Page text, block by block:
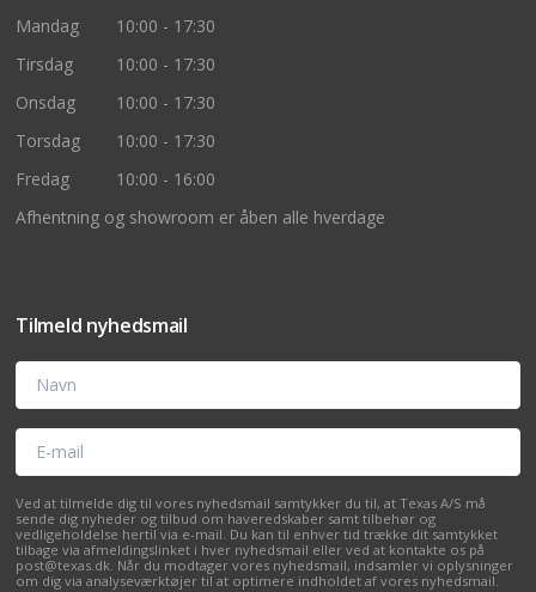
Mandag
10:00 - 17:30
Tirsdag
10:00 - 17:30
Onsdag
10:00 - 17:30
Torsdag
10:00 - 17:30
Fredag
10:00 - 16:00
Afhentning og showroom er åben alle hverdage
Tilmeld nyhedsmail
Navn
E-mail
Ved at tilmelde dig til vores nyhedsmail samtykker du til, at Texas A/S må
sende dig nyheder og tilbud om haveredskaber samt tilbehør og
vedligeholdelse hertil via e-mail. Du kan til enhver tid trække dit samtykket
tilbage via afmeldingslinket i hver nyhedsmail eller ved at kontakte os på
post@texas.dk. Når du modtager vores nyhedsmail, indsamler vi oplysninger
om dig via analyseværktøjer til at optimere indholdet af vores nyhedsmail.